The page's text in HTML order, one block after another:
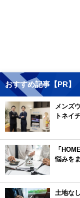
おすすめ記事【PR】
メンズ
トネイ
「
悩みを
土地な